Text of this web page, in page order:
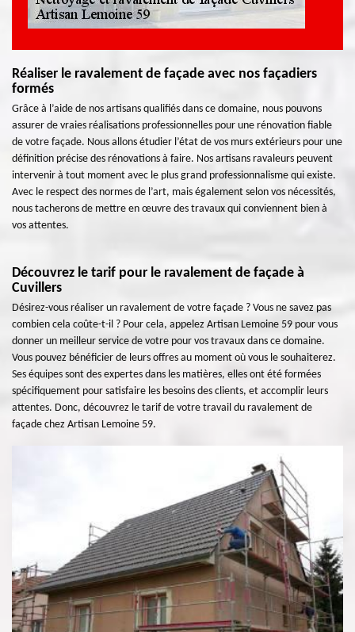
Réaliser le ravalement de façade avec nos façadiers
formés
Grâce à l’aide de nos artisans qualifiés dans ce domaine, nous pouvons
assurer de vraies réalisations professionnelles pour une rénovation fiable
de votre façade. Nous allons étudier l’état de vos murs extérieurs pour une
définition précise des rénovations à faire. Nos artisans ravaleurs peuvent
intervenir à tout moment avec le plus grand professionnalisme qui existe.
Avec le respect des normes de l’art, mais également selon vos nécessités,
nous tacherons de mettre en œuvre des travaux qui conviennent bien à
vos attentes.
Découvrez le tarif pour le ravalement de façade à
Cuvillers
Désirez-vous réaliser un ravalement de votre façade ? Vous ne savez pas
combien cela coûte-t-il ? Pour cela, appelez Artisan Lemoine 59 pour vous
donner un meilleur service de votre pour vos travaux dans ce domaine.
Vous pouvez bénéficier de leurs offres au moment où vous le souhaiterez.
Ses équipes sont des expertes dans les matières, elles ont été formées
spécifiquement pour satisfaire les besoins des clients, et accomplir leurs
attentes. Donc, découvrez le tarif de votre travail du ravalement de
façade chez Artisan Lemoine 59.